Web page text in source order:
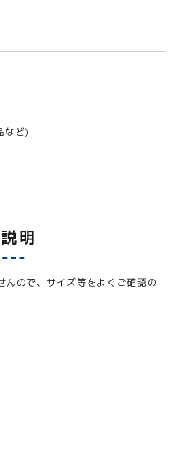
など)
明
んので、サイズ等をよくご確認の